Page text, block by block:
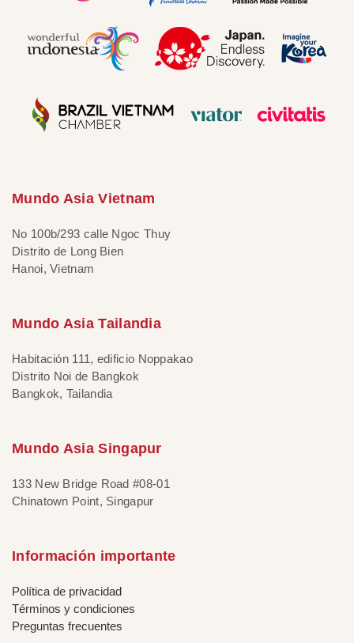
Mundo Asia Vietnam
No 100b/293 calle Ngoc Thuy
Distrito de Long Bien
Hanoi, Vietnam
Mundo Asia Tailandia
Habitación 111, edificio Noppakao
Distrito Noi de Bangkok
Bangkok, Tailandia
Mundo Asia Singapur
133 New Bridge Road #08-01
Chinatown Point, Singapur
Información importante
Política de privacidad
Términos y condiciones
Preguntas frecuentes